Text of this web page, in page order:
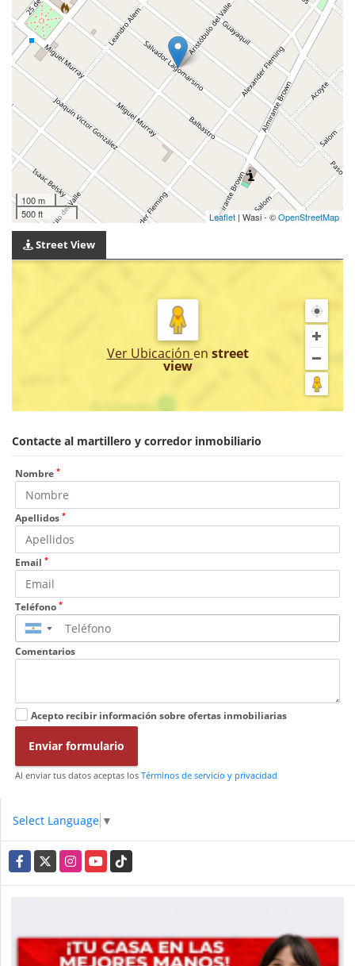
100 m
500 ft
Leaflet | Wasi - ©OpenStreetMap
Street View
Ver Ubicación en street
view
Contacte al martillero y corredor inmobiliario
Nombre *
Apellidos *
Email *
Teléfono *
▼
Comentarios
Acepto recibir información sobre ofertas inmobiliarias
Enviar formulario
Al enviar tus datos aceptas los Términos de servicio y privacidad
Select Language ▼
Facebook
X InstagramYouTubeTikTok